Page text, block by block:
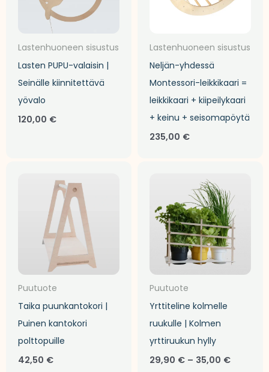
Lastenhuoneen sisustus
Lasten PUPU-valaisin |
Seinälle kiinnitettävä
yövalo
120,00 €
Lastenhuoneen sisustus
Neljän-yhdessä
Montessori-leikkikaari =
leikkikaari + kiipeilykaari
+ keinu + seisomapöytä
235,00 €
Puutuote
Taika puunkantokori |
Puinen kantokori
polttopuille
42,50 €
Puutuote
Yrttiteline kolmelle
ruukulle | Kolmen
yrttiruukun hylly
29,90 € – 35,00 €
35,00 €